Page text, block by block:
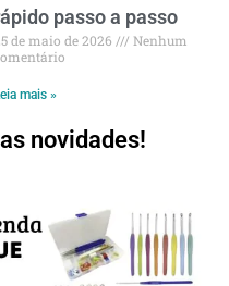
passo a passo
de maio de 2026
Nenhum
mais »
novidades!